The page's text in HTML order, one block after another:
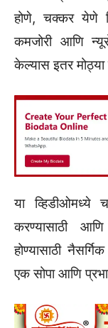
होणे, चक्कर येणे
कमजोरी आणि
केल्यास इतर
या व्हिडीओमध्ये
करण्यासाठी
होण्यासाठी
एक सोपा आणि